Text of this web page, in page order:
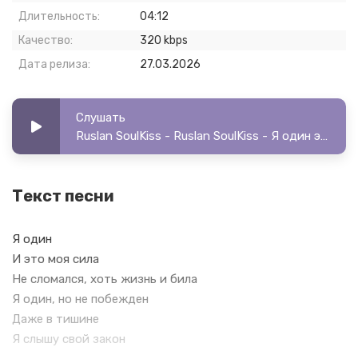
Длительность:
04:12
Качество:
320 kbps
Дата релиза:
27.03.2026
Слушать
Ruslan SoulKiss - Ruslan SoulKiss - Я один эта моя сила
Текст песни
Я один
И это моя сила
Не сломался, хоть жизнь и била
Я один, но не побежден
Даже в тишине
Я слышу свой закон